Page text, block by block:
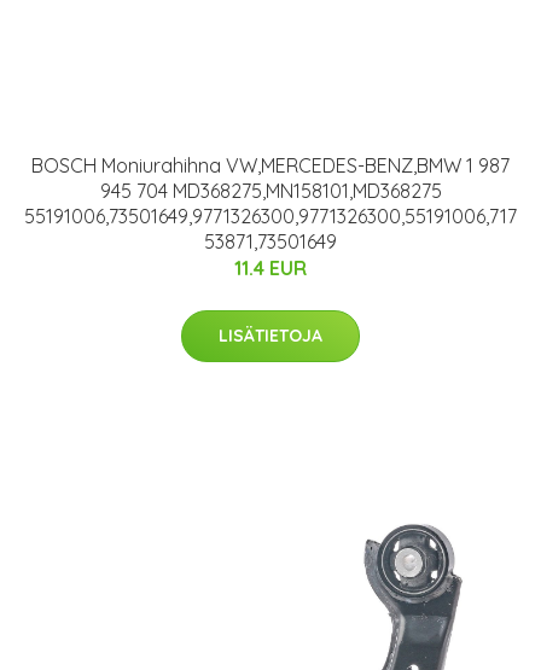
BOSCH Moniurahihna VW,MERCEDES-BENZ,BMW 1 987
945 704 MD368275,MN158101,MD368275
55191006,73501649,9771326300,9771326300,55191006,717
53871,73501649
11.4 EUR
LISÄTIETOJA